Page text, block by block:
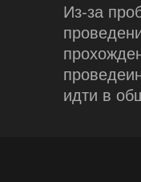
Из-за
идти в